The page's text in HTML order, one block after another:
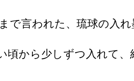
で言われた、琉球の入れ
頃から少しずつ入れて